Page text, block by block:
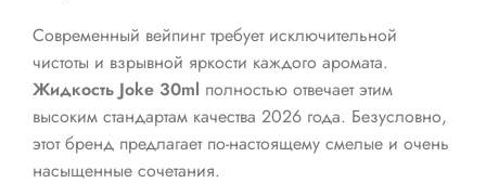
Современный вейпинг требует исключительной
чистоты и взрывной яркости каждого аромата.
Жидкость Joke 30ml полностью отвечает этим
высоким стандартам качества 2026 года. Безусловно,
этот бренд предлагает по-настоящему смелые и очень
насыщенные сочетания.